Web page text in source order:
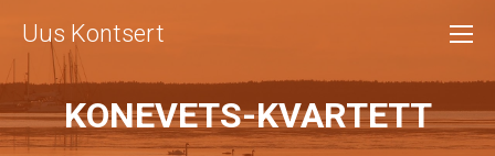
Uus Kontsert
KONEVETS-KVARTETT